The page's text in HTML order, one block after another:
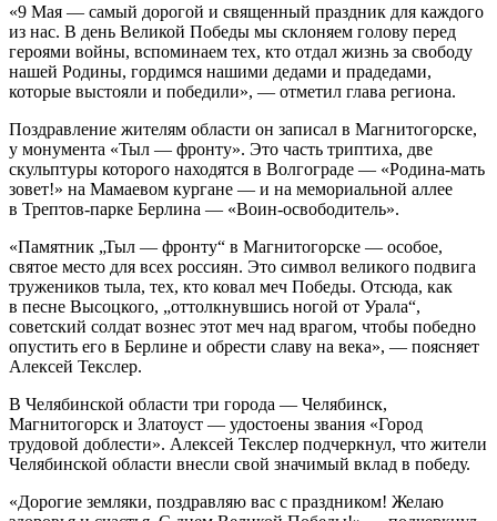
«9 Мая — самый дорогой и священный праздник для каждого
из нас. В день Великой Победы мы склоняем голову перед
героями войны, вспоминаем тех, кто отдал жизнь за свободу
нашей Родины, гордимся нашими дедами и прадедами,
которые выстояли и победили», — отметил глава региона.
Поздравление жителям области он записал в Магнитогорске,
у монумента «Тыл — фронту». Это часть триптиха, две
скульптуры которого находятся в Волгограде — «Родина-мать
зовет!» на Мамаевом кургане — и на мемориальной аллее
в Трептов-парке Берлина — «Воин-освободитель».
«Памятник „Тыл — фронту“ в Магнитогорске — особое,
святое место для всех россиян. Это символ великого подвига
тружеников тыла, тех, кто ковал меч Победы. Отсюда, как
в песне Высоцкого, „оттолкнувшись ногой от Урала“,
советский солдат вознес этот меч над врагом, чтобы победно
опустить его в Берлине и обрести славу на века», — поясняет
Алексей Текслер.
В Челябинской области три города — Челябинск,
Магнитогорск и Златоуст — удостоены звания «Город
трудовой доблести». Алексей Текслер подчеркнул, что жители
Челябинской области внесли свой значимый вклад в победу.
«Дорогие земляки, поздравляю вас с праздником! Желаю